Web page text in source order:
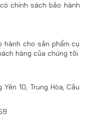
chính sách bảo hành
cho sản phẩm cụ
hàng của chúng tôi.
10, Trung Hòa, Cầu